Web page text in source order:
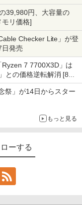
39,980円、大容量の
モリ価格]
Checker Lite」が登
発売
7 7700X3D」は
の価格逆転解消 [8月
祭」が14日からスター
もっと見る
ーする